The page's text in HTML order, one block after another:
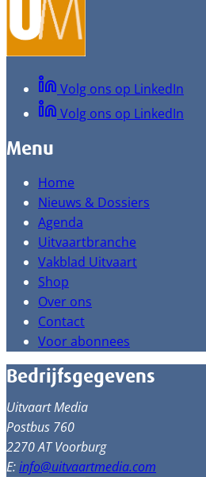
Volg ons op LinkedIn
Volg ons op LinkedIn
Menu
Home
Nieuws & Dossiers
Agenda
Uitvaartbranche
Vakblad Uitvaart
Shop
Over ons
Contact
Voor abonnees
Bedrijfsgegevens
Uitvaart Media
Postbus 760
2270 AT Voorburg
E:info@uitvaartmedia.com